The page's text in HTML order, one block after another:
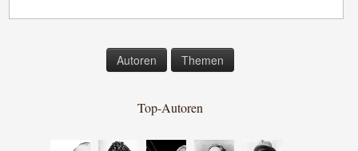
Autoren Themen
Top-Autoren